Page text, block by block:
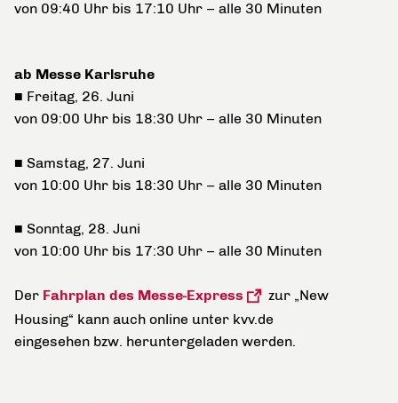
von 09:40 Uhr bis 17:10 Uhr – alle 30 Minuten
ab Messe Karlsruhe
■ Freitag, 26. Juni
von 09:00 Uhr bis 18:30 Uhr – alle 30 Minuten
■ Samstag, 27. Juni
von 10:00 Uhr bis 18:30 Uhr – alle 30 Minuten
■ Sonntag, 28. Juni
von 10:00 Uhr bis 17:30 Uhr – alle 30 Minuten
Der Fahrplan des Messe-Express
zur „New
Housing“ kann auch online unter kvv.de
eingesehen bzw. heruntergeladen werden.